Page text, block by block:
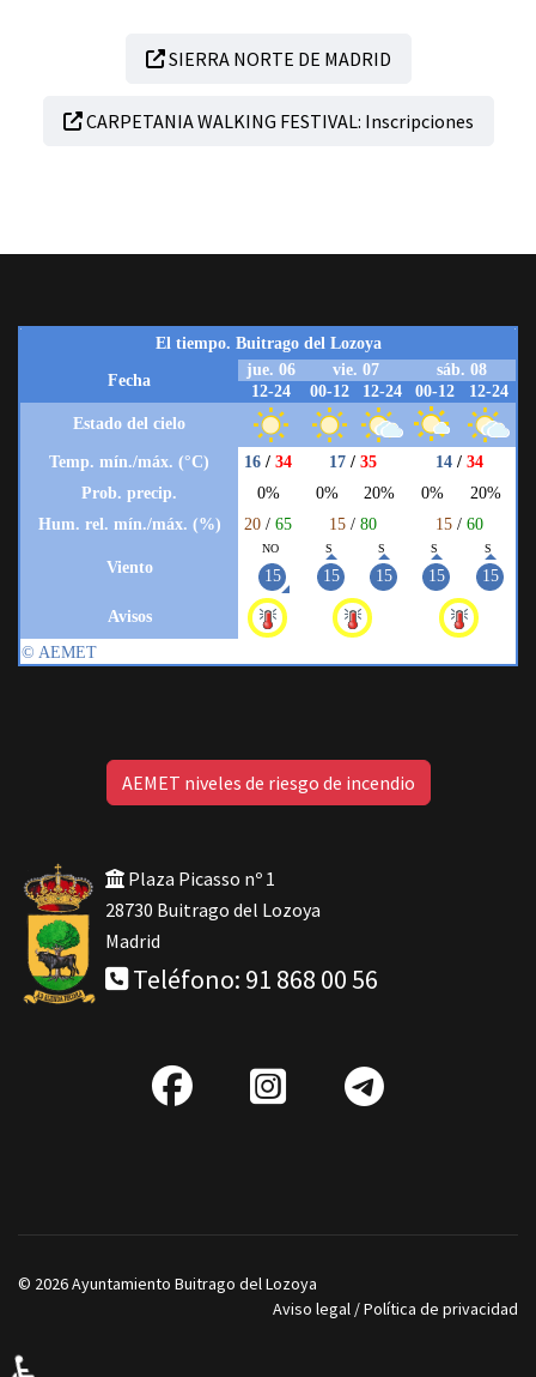
SIERRA NORTE DE MADRID
CARPETANIA WALKING FESTIVAL: Inscripciones
AEMET niveles de riesgo de incendio
Plaza Picasso nº 1
28730 Buitrago del Lozoya
Madrid
Teléfono: 91 868 00 56
fab
IG
© 2026 Ayuntamiento Buitrago del Lozoya
Aviso legal /Política de privacidad